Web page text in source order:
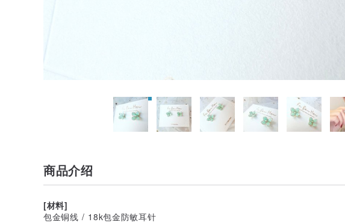
商品介绍
[材料]
包金铜线 / 18k包金防敏耳针